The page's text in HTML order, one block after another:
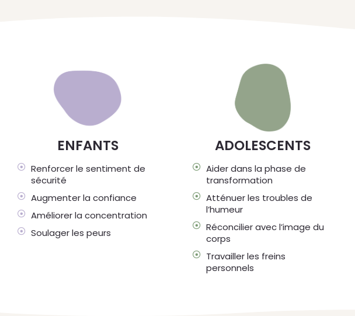
ENFANTS
Renforcer le sentiment de
sécurité
Augmenter la confiance
Améliorer la concentration
Soulager les peurs
ADOLESCENTS
Aider dans la phase de
transformation
Atténuer les troubles de
l’humeur
Réconcilier avec l’image du
corps
Travailler les freins
personnels